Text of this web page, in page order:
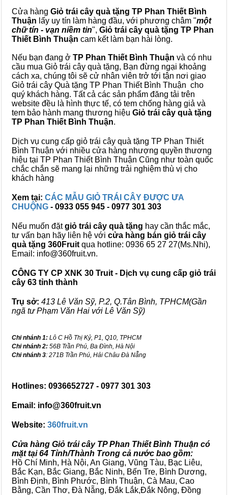
Cửa hàng Giỏ trái cây quà tặng TP Phan Thiết Bình
Thuận lấy uy tín làm hàng đầu, với phương châm "một
chữ tín - vạn niềm tin", Giỏ trái cây quà tặng TP Phan
Thiết Bình Thuận cam kết làm bạn hài lòng.
Nếu bạn đang ở TP Phan Thiết Bình Thuận và có nhu
cầu mua Giỏ trái cây quà tặng, Bạn đừng ngại khoảng
cách xa, chúng tôi sẽ cử nhân viên trở tới tận nơi giao
Giỏ trái cây Quà tặng TP Phan Thiết Bình Thuận cho
quý khách hàng. Tất cả các sản phẩm đăng tải trên
website đều là hình thực tế, có tem chống hàng giả và
tem bảo hành mang thương hiệu Giỏ trái cây quà tặng
TP Phan Thiết Bình Thuận.
Dịch vụ cung cấp giỏ trái cây quà tặng TP Phan Thiết
Bình Thuận với nhiều cửa hàng nhượng quyền thương
hiệu tại TP Phan Thiết Bình Thuận Cũng như toàn quốc
chắc chắn sẽ mang lại những trải nghiệm thù vị cho
khách hàng
Xem tại: CÁC MẪU GIỎ TRÁI CÂY ĐƯỢC ƯA
CHUỘNG - 0933 055 945 - 0977 301 303
Nếu muốn đặtgiỏ trái cây quà tặng hay cần thắc mắc,
tư vấn bạn hãy liên hệ với cửa hàng bán giỏ trái cây
quà tặng 360Fruit qua hotline: 0936 65 27 27(Ms.Nhi),
Email: info@360fruit.vn.
CÔNG TY CP XNK 30 Truit - Dịch vụ cung cấp giỏ trái
cây 63 tỉnh thành
Trụ sở: 413 Lê Văn Sỹ, P.2, Q.Tân Bình, TPHCM(Gần
ngã tư Phạm Văn Hai với Lê Văn Sỹ)
Chi nhánh 1: Lô C Hồ Thị Kỷ, P1, Q10, TPHCM
Chi nhánh 2: 56B Trần Phú, Ba Đình, Hà Nội
Chi nhánh 3: 271B Trần Phú, Hải Châu Đà Nẵng
Hotlines: 0936652727 - 0977 301 303
Email: info@360fruit.vn
Website: 360fruit.vn
Cửa hàng Giỏ trái cây TP Phan Thiết Bình Thuận có
mặt tại 64 Tỉnh/Thành Trong cả nước bao gồm:
Hồ Chí Minh, Hà Nội, An Giang, Vũng Tàu, Bạc Liêu,
Bắc Kạn, Bắc Giang, Bắc Ninh, Bến Tre, Bình Dương,
Bình Định, Bình Phước, Bình Thuận, Cà Mau, Cao
Bằng, Cần Thơ, Đà Nẵng, Đắk Lắk,Đắk Nông, Đồng